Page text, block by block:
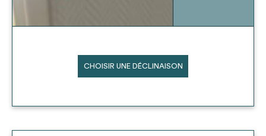
CHOISIR UNE DÉCLINAISON